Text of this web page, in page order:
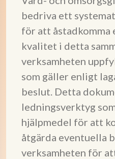
bedriva ett
för att åstadkomma
kvalitet i detta
verksamheten
som gäller enligt
beslut. Detta
ledningsverktyg
hjälpmedel för att
åtgärda eventuella
verksamheten för